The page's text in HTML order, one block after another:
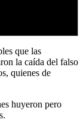
que las
la caída del falso
quienes de
huyeron pero